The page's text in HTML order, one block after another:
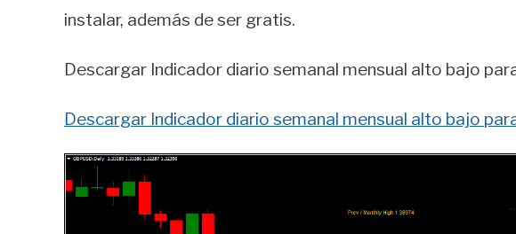
instalar, además de ser gratis.
Descargar Indicador diario semanal mensual alto bajo
Descargar Indicador diario semanal mensual alto bajo